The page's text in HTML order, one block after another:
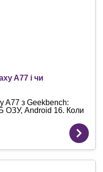
A77 і чи
A77 з Geekbench:
ОЗУ, Android 16. Коли